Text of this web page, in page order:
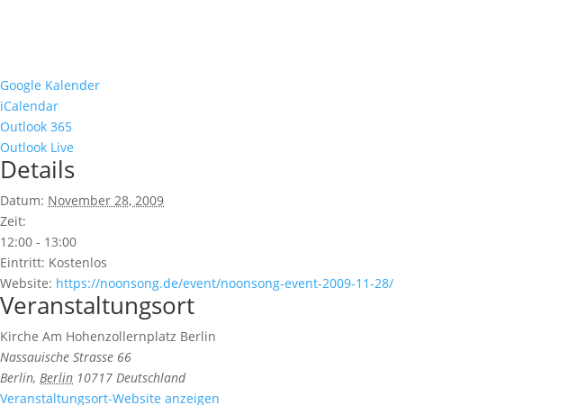
Google Kalender
iCalendar
Outlook 365
Outlook Live
Details
Datum: November 28, 2009
Zeit:
12:00 - 13:00
Eintritt: Kostenlos
Website: https://noonsong.de/event/noonsong-event-2009-11-28/
Veranstaltungsort
Kirche Am Hohenzollernplatz Berlin
Nassauische Strasse 66
Berlin, Berlin 10717 Deutschland
Veranstaltungsort-Website anzeigen